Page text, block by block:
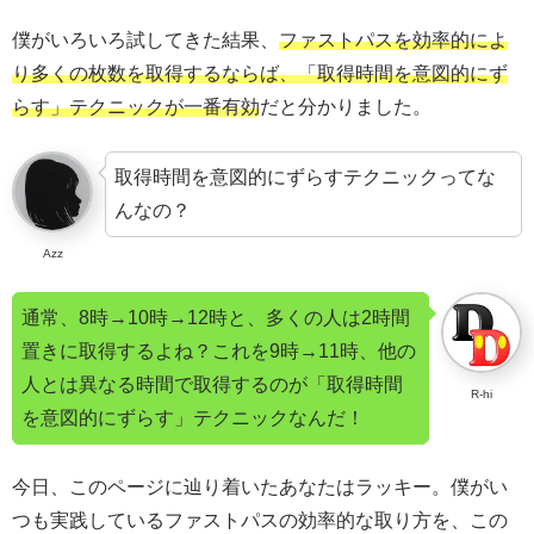
僕がいろいろ試してきた結果、 ファストパスを効率的によ
り多くの枚数を取得するならば、「取得時間を意図的にず
らす」テクニックが一番有効だと分かりました。
Azz
取得時間を意図的にずらすテクニックってな
んなの？
R-hi
通常、8時→10時→12時と、多くの人は2時間
置きに取得するよね？これを9時→11時、他の
人とは異なる時間で取得するのが「取得時間
を意図的にずらす」テクニックなんだ！
今日、このページに辿り着いたあなたはラッキー。僕がい
つも実践しているファストパスの効率的な取り方を、この